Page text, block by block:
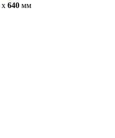
x 640 мм